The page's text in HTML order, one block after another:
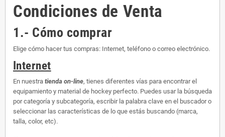
Condiciones de Venta
1.- Cómo comprar
Elige cómo hacer tus compras: Internet, teléfono o correo electrónico.
Internet
En nuestra tienda on-line, tienes diferentes vías para encontrar el
equipamiento y material de hockey perfecto. Puedes usar la búsqueda
por categoría y subcategoría, escribir la palabra clave en el buscador o
seleccionar las características de lo que estás buscando (marca,
talla, color, etc).